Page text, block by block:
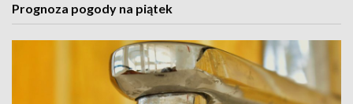
Prognoza pogody na piątek